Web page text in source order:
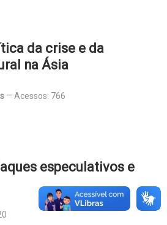
da crise e da
na Ásia
Acessos: 766
especulativos e